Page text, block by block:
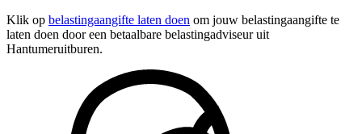
Klik op belastingaangifte laten doen om jouw belastingaangifte te
laten doen door een betaalbare belastingadviseur uit
Hantumeruitburen.